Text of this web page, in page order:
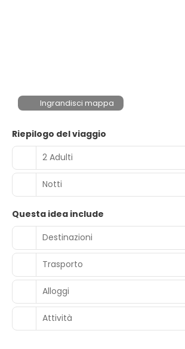
Ingrandisci mappa
Riepilogo del viaggio
2 Adulti
Notti
Questa idea include
Destinazioni
Trasporto
Alloggi
Attività